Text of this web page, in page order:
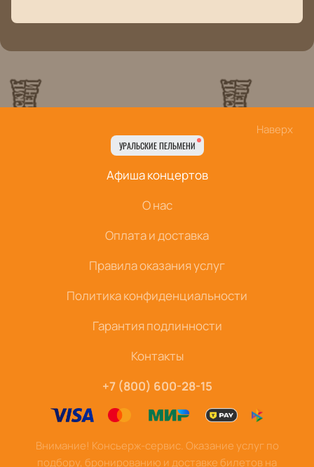
Наверх
УРАЛЬСКИЕ ПЕЛЬМЕНИ
Афиша концертов
О нас
Оплата и доставка
Правила оказания услуг
Политика конфиденциальности
Гарантия подлинности
Контакты
+7 (800) 600-28-15
Внимание! Консьерж-сервис. Оказание услуг по
подбору, бронированию и доставке билетов на